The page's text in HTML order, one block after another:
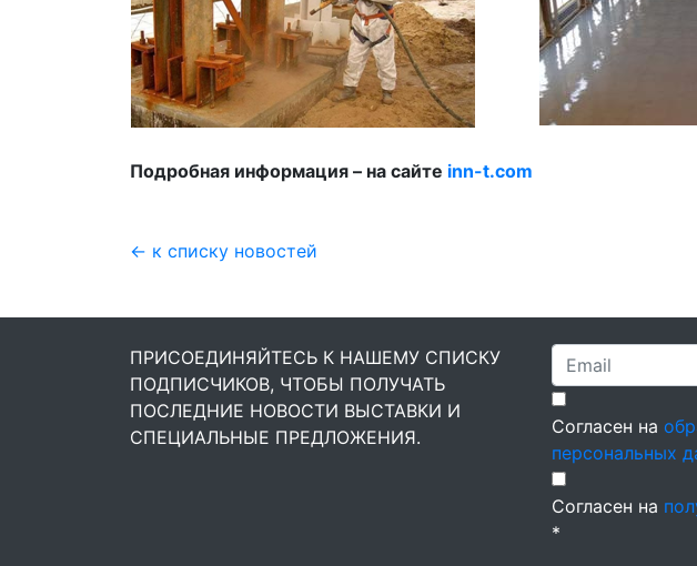
Подробная информация – на сайте inn-t.com
← к списку новостей
ПРИСОЕДИНЯЙТЕСЬ К НАШЕМУ СПИСКУ
ПОДПИСЧИКОВ, ЧТОБЫ ПОЛУЧАТЬ
ПОСЛЕДНИЕ НОВОСТИ ВЫСТАВКИ И
СПЕЦИАЛЬНЫЕ ПРЕДЛОЖЕНИЯ.
Согласен на
персональных
Согласен на
*